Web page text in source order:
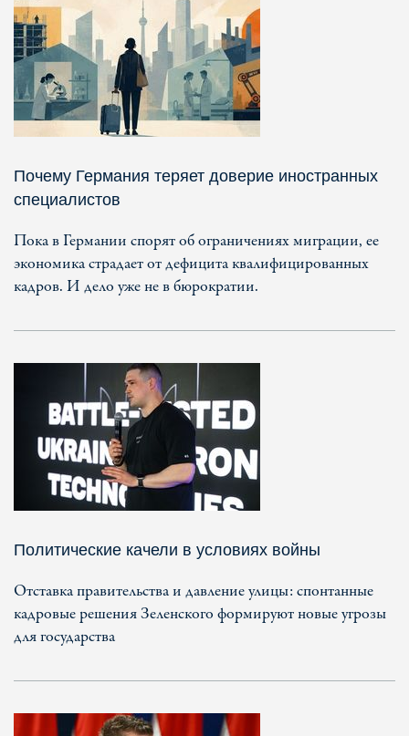
Почему Германия теряет доверие иностранных
специалистов
Пока в Германии спорят об ограничениях миграции, ее
экономика страдает от дефицита квалифицированных
кадров. И дело уже не в бюрократии.
Политические качели в условиях войны
Отставка правительства и давление улицы: спонтанные
кадровые решения Зеленского формируют новые угрозы
для государства